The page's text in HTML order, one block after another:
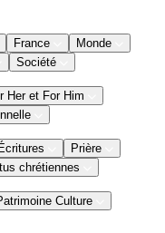
France
Monde
Société
Her et For Him
Écritures
Prière
chrétiennes
Culture